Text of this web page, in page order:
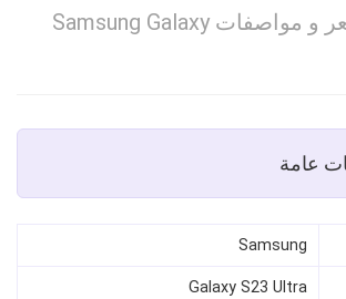
سعر و مواصفات Samsung Galaxy
عامة
Samsung
Galaxy S23 Ultra